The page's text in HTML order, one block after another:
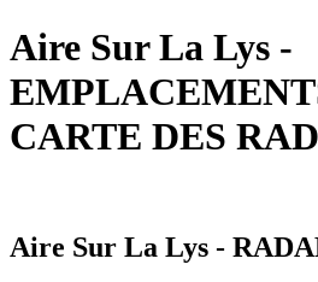
Aire Sur La Lys -
CARTE DES
Aire Sur La Lys -